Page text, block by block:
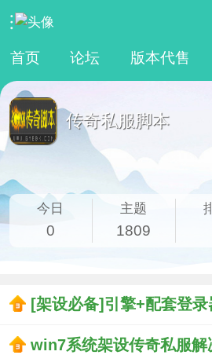
首页 论坛 版本代售
传奇私服脚本
今日
0
主题
1809
[架设必备]引擎+配套登录
win7系统架设传奇私服解